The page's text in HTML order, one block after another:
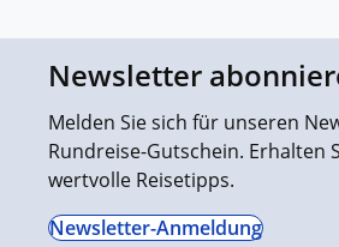
Newsletter
Melden Sie sich für unseren
Rundreise-Gutschein. Erhalten
wertvolle Reisetipps.
Newsletter-Anmeldung